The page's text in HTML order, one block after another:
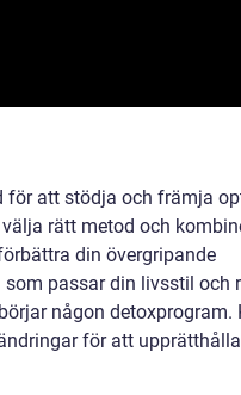
för att stödja och främja
rätt metod och
din övergripande
passar din livsstil och
någon detoxprogram.
för att